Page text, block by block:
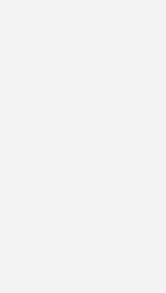
rund 8 Ct/kWh
ersten
(25 TWh/a) bzw.
werden. Im Jahr
klimafreundlichen
produzierter
Kosten auf – die
der EE Anlagen